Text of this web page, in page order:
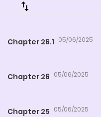
Chapter 26.1 05/06/2025
Chapter 26 05/06/2025
Chapter 25 05/06/2025